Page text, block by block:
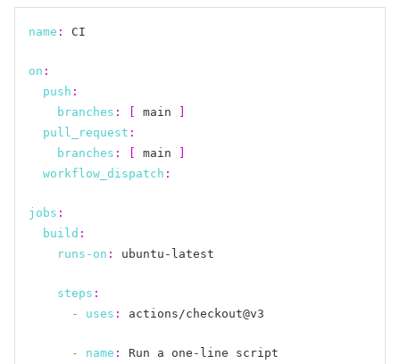
name : CI
on :
push :
branches : main
pull_request :
branches : main
workflow_dispatch :
jobs :
build :
runs-on : ubuntu-latest
steps :
- uses : actions/checkout@v3
- name :
Run a one-line script